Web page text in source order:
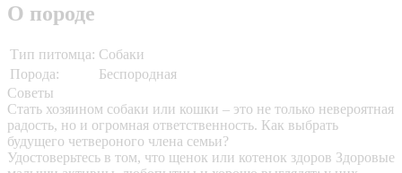
О породе
Тип питомца: Собаки
Порода:
Беспородная
Советы
Стать хозяином собаки или кошки – это не только невероятная
радость, но и огромная ответственность. Как выбрать
будущего четвероного члена семьи?
Удостоверьтесь в том, что щенок или котенок здоров Здоровые